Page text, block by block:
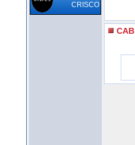
CRISCO
CAB